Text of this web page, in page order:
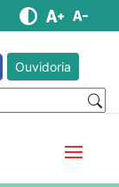
Ouvidoria